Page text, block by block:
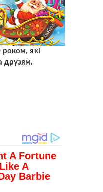
роком, які
друзям.